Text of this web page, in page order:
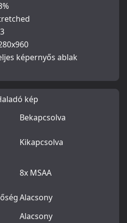
képernyős ablak
kép
Bekapcsolva
Kikapcsolva
8x MSAA
Alacsony
Alacsony